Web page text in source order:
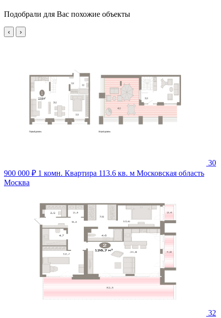
Подобрали для Вас похожие объекты
‹ ›
30
900 000 ₽ 1 комн. Квартира 113.6 кв. м Московская область
Москва
32